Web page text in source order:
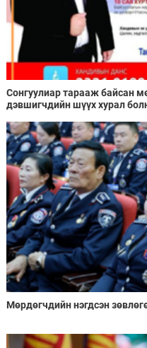
Сонгуулиар тарааж байсан
дэвшигчдийн шүүх хурал
Мөрдөгчдийн нэгдсэн